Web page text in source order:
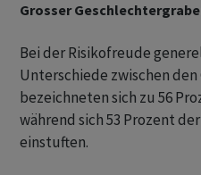
Grosser
Bei der Risikofreude
Unterschiede zwischen
bezeichneten sich zu 56
während sich 53 Prozent
einstuften.